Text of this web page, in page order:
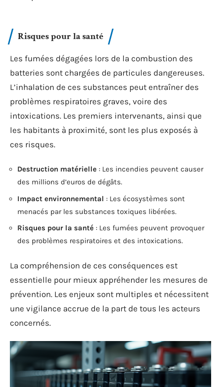
Risques pour la santé
Les fumées dégagées lors de la combustion des
batteries sont chargées de particules dangereuses.
L’inhalation de ces substances peut entraîner des
problèmes respiratoires graves, voire des
intoxications. Les premiers intervenants, ainsi que
les habitants à proximité, sont les plus exposés à
ces risques.
Destruction matérielle : Les incendies peuvent causer
des millions d’euros de dégâts.
Impact environnemental : Les écosystèmes sont
menacés par les substances toxiques libérées.
Risques pour la santé : Les fumées peuvent provoquer
des problèmes respiratoires et des intoxications.
La compréhension de ces conséquences est
essentielle pour mieux appréhender les mesures de
prévention. Les enjeux sont multiples et nécessitent
une vigilance accrue de la part de tous les acteurs
concernés.